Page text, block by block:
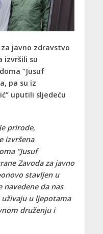
javno zdravstvo
izvršili su
“Jusuf
pa su iz
uputili sljedeću
prirode,
izvršena
“Jusuf
Zavoda za javno
stavljen u
navedene da nas
u ljepotama
druženju i